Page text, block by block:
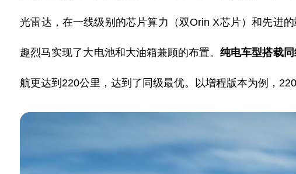
光雷达，在一线级别的芯片算力（双Orin X芯片）和先进
趣烈马实现了大电池和大油箱兼顾的布置。纯电车型搭载
航更达到 220公里 ，达到了同级最优。以增程版本为例，